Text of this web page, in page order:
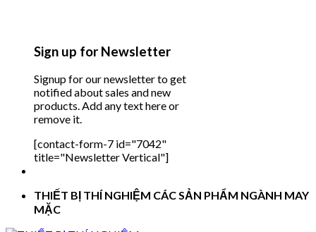
Sign up for Newsletter
Signup for our newsletter to get
notified about sales and new
products. Add any text here or
remove it.
[contact-form-7 id="7042"
title="Newsletter Vertical"]
THIẾT BỊ THÍ NGHIỆM CÁC SẢN PHẨM NGÀNH MAY
MẶC